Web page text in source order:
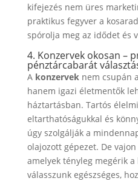
kifejezés nem üres
praktikus fegyver a
spórolja meg az idődet és
4. Konzervek okosan –
pénztárcabarát
A konzerveknem csupán
hanem igazi életmentők
háztartásban. Tartós
eltarthatóságukkal és
úgy szolgálják a
olajozott gépezet. De
amelyek tényleg megérik a
válasszunk egészséges,